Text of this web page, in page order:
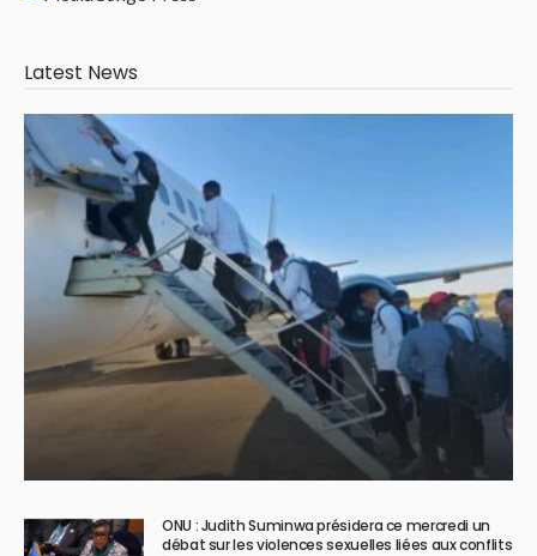
Latest News
ONU : Judith Suminwa présidera ce mercredi un
débat sur les violences sexuelles liées aux conflits